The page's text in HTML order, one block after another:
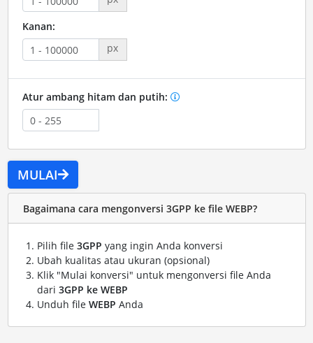
Kanan:
px
Atur ambang hitam dan putih:
MULAI
Bagaimana cara mengonversi 3GPP ke file WEBP?
Pilih file 3GPP yang ingin Anda konversi
Ubah kualitas atau ukuran (opsional)
Klik "Mulai konversi" untuk mengonversi file Anda
dari 3GPP ke WEBP
Unduh file WEBP Anda